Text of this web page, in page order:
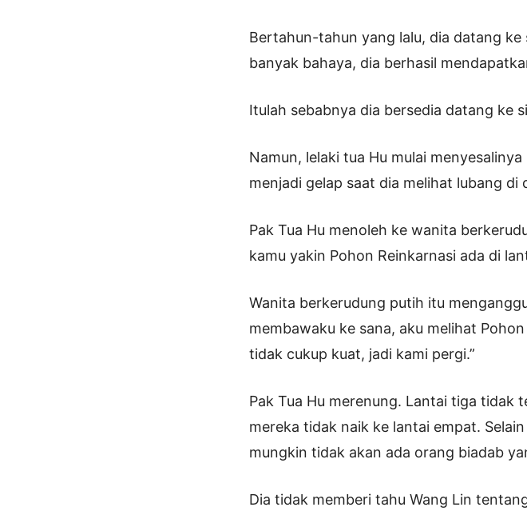
Bertahun-tahun yang lalu, dia datang
banyak bahaya, dia berhasil
Itulah sebabnya dia bersedia datang ke
Namun, lelaki tua Hu mulai
menjadi gelap saat dia melihat lubang di
Pak Tua Hu menoleh ke wanita
kamu yakin Pohon Reinkarnasi ada di
Wanita berkerudung putih itu
membawaku ke sana, aku melihat
tidak cukup kuat, jadi kami pergi.”
Pak Tua Hu merenung. Lantai tiga tidak
mereka tidak naik ke lantai empat.
mungkin tidak akan ada orang biadab
Dia tidak memberi tahu Wang Lin